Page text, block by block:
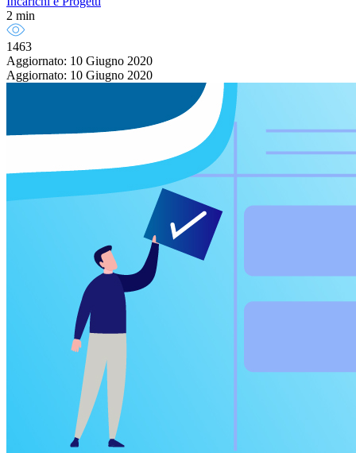
2 min
1463
Aggiornato: 10 Giugno 2020
Aggiornato: 10 Giugno 2020